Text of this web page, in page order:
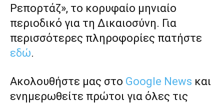
Ρεπορτάζ», το κορυφαίο μηνιαίο
περιοδικό για τη Δικαιοσύνη. Για
περισσότερες πληροφορίες πατήστε
εδώ.
Ακολουθήστε μας στο Google News και
ενημερωθείτε πρώτοι για όλες τις